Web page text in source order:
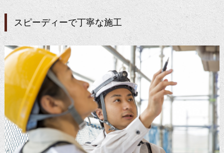
スピーディーで丁寧な施工